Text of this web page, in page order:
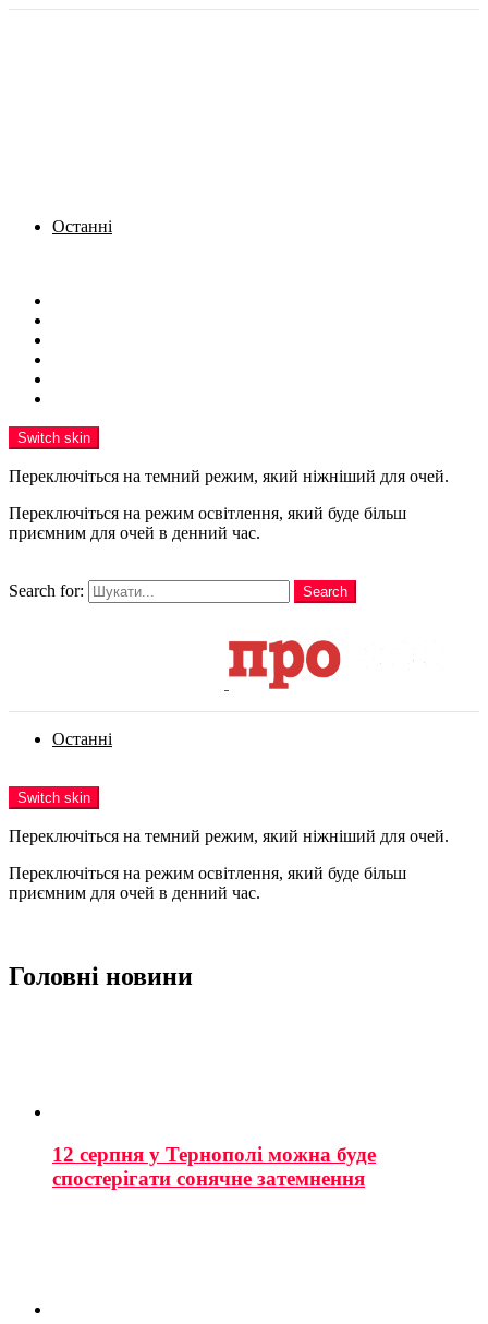
Останні
Switch skin
Переключіться на темний режим, який ніжніший для очей.
Переключіться на режим освітлення, який буде більш
приємним для очей в денний час.
Search for:
Search
Останні
Switch skin
Переключіться на темний режим, який ніжніший для очей.
Переключіться на режим освітлення, який буде більш
приємним для очей в денний час.
Головні новини
12 серпня у Тернополі можна буде
спостерігати сонячне затемнення